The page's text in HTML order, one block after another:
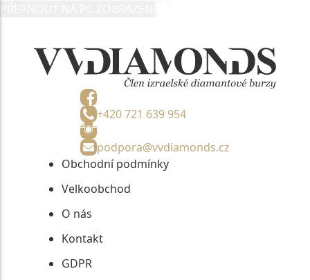
+420 721 639 954
podpora@vvdiamonds.cz
Obchodní podmínky
Velkoobchod
O nás
Kontakt
GDPR